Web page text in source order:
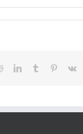
RedditLinkedInTumblr Pinterest
Vk